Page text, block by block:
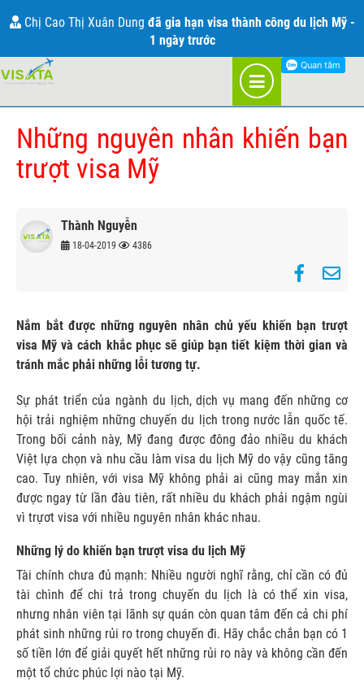
THÔNG TIN VỀ VISA MỸ
TRANG CHỦ
Những nguyên nhân khiến bạn
trượt visa Mỹ
Thành Nguyễn
18-04-2019 4386
Nắm bắt được những nguyên nhân chủ yếu khiến bạn trượt
visa Mỹ và cách khắc phục sẽ giúp bạn tiết kiệm thời gian và
tránh mắc phải những lỗi tương tự.
Sự phát triển của ngành du lịch, dịch vụ mang đến những cơ
hội trải nghiệm những chuyến du lịch trong nước lẫn quốc tế.
Trong bối cảnh này, Mỹ đang được đông đảo nhiều du khách
Việt lựa chọn và nhu cầu làm visa du lịch Mỹ do vậy cũng tăng
cao. Tuy nhiên, với visa Mỹ không phải ai cũng may mắn xin
được ngay từ lần đàu tiên, rất nhiều du khách phải ngậm ngùi
vì trựơt visa với nhiều nguyên nhân khác nhau.
Những lý do khiến bạn trượt visa du lịch Mỹ
Tài chính chưa đủ mạnh: Nhiều người nghĩ rằng, chỉ cần có đủ
tài chình để chi trả trong chuyến du lịch là có thể xin visa,
nhưng nhân viên tại lãnh sự quán còn quan tâm đến cả chi phí
phát sinh những rủi ro trong chuyến đi. Hãy chắc chắn bạn có 1
số tiền lớn để giải quyết hết những rủi ro này và không cần đến
một tổ chức phúc lợi nào tại Mỹ.
Chị Cao Thị Xuân Dung đã gia hạn visa thành công du lịch Mỹ -
1 ngày trước